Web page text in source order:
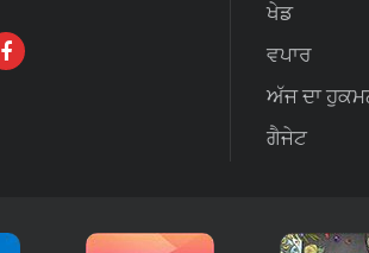
ਖੇਡ
ਵਪਾਰ
ਅੱਜ ਦਾ
ਗੈਜੇਟ